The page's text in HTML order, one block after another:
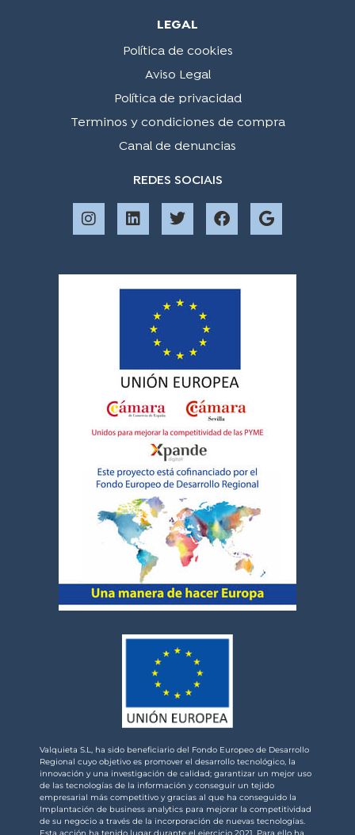
LEGAL
Política de cookies
Aviso Legal
Política de privacidad
Terminos y condiciones de compra
Canal de denuncias
REDES SOCIAIS
Valquieta S.L, ha sido beneficiario del Fondo Europeo de Desarrollo
Regional cuyo objetivo es promover el desarrollo tecnológico, la
innovación y una investigación de calidad; garantizar un mejor uso
de las tecnologías de la información y conseguir un tejido
empresarial más competitivo y gracias al que ha conseguido la
Implantación de business analytics para mejorar la competitividad
de su negocio a través de la incorporación de nuevas tecnologías.
Esta acción ha tenido lugar durante el ejercicio 2021. Para ello ha